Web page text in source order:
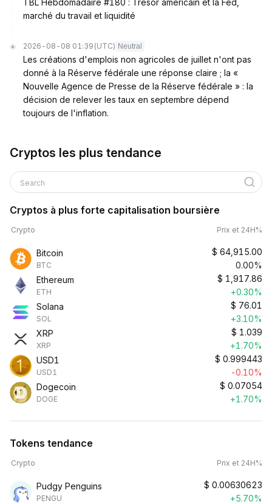
TBL Hebdomadaire #180 : Trésor américain et la Fed,
marché du travail et liquidité
2026-08-08 01:39 (UTC) Neutral
Les créations d'emplois non agricoles de juillet n'ont pas
donné à la Réserve fédérale une réponse claire ; la «
Nouvelle Agence de Presse de la Réserve fédérale » : la
décision de relever les taux en septembre dépend
toujours de l'inflation.
Cryptos les plus tendance
Search
Cryptos à plus forte capitalisation boursière
Crypto Prix et 24H%
Bitcoin
BTC
$ 64,915.00
0.00%
Ethereum
ETH
$ 1,917.86
+0.30%
Solana
SOL
$ 76.01
+3.10%
XRP
XRP
$ 1.039
+1.70%
USD1
USD1
$ 0.999443
-0.10%
Dogecoin
DOGE
$ 0.07054
+1.70%
Tokens tendance
Crypto Prix et 24H%
Pudgy Penguins
PENGU
$ 0.00630623
+5.70%